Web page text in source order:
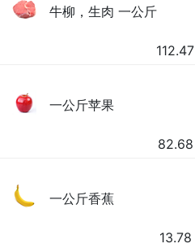
牛柳，生肉 一公斤
112.47
一公斤苹果
82.68
一公斤香蕉
13.78